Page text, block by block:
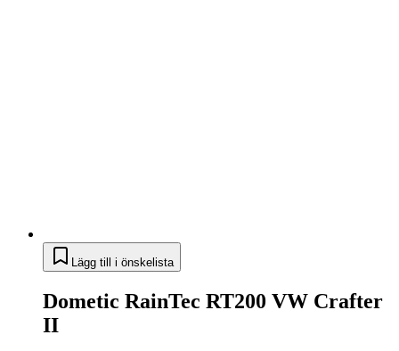
Lägg till i önskelista
Dometic RainTec RT200 VW Crafter
II